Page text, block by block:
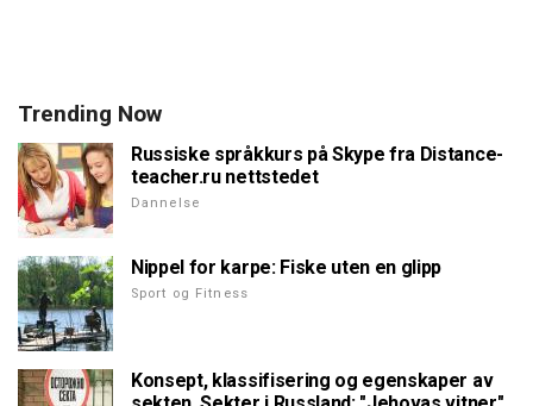
Trending Now
Russiske språkkurs på Skype fra Distance-
teacher.ru nettstedet
Dannelse
Nippel for karpe: Fiske uten en glipp
Sport og Fitness
Konsept, klassifisering og egenskaper av